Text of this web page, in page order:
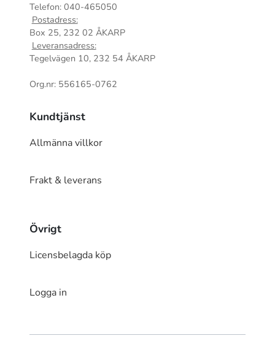
Telefon: 040-465050
Postadress:
Box 25, 232 02 ÅKARP
Leveransadress:
Tegelvägen 10, 232 54 ÅKARP
Org.nr: 556165-0762
Kundtjänst
Allmänna villkor
Frakt & leverans
Övrigt
Licensbelagda köp
Logga in